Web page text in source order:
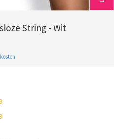
String - Wit